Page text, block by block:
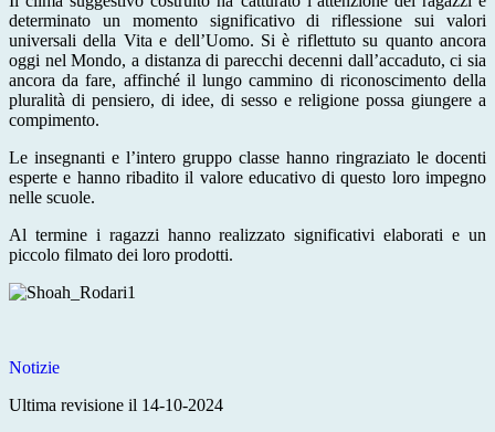
determinato un momento significativo di riflessione sui valori
universali della Vita e dell’Uomo. Si è riflettuto su quanto ancora
oggi nel Mondo, a distanza di parecchi decenni dall’accaduto, ci sia
ancora da fare, affinché il lungo cammino di riconoscimento della
pluralità di pensiero, di idee, di sesso e religione possa giungere a
compimento.
Le insegnanti e l’intero gruppo classe hanno ringraziato le docenti
esperte e hanno ribadito il valore educativo di questo loro impegno
nelle scuole.
Al termine i ragazzi hanno realizzato significativi elaborati e un
piccolo filmato dei loro prodotti.
Notizie
Ultima revisione il 14-10-2024